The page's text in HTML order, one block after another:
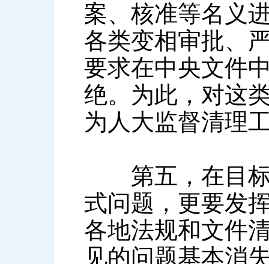
案、核准等名义
各类变相审批、
要求在中央文件
绝。为此，对这
为人大监督清理
第五，在目标
式问题，更要发
各地法规和文件
见的问题基本消